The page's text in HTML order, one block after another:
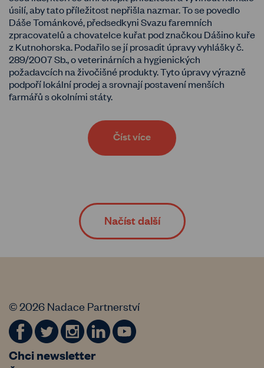
úsilí, aby tato příležitost nepřišla nazmar. To se povedlo
Dáše Tománkové, předsedkyni Svazu faremních
zpracovatelů a chovatelce kuřat pod značkou Dášino kuře
z Kutnohorska. Podařilo se jí prosadit úpravy vyhlášky č.
289/2007 Sb., o veterinárních a hygienických
požadavcích na živočišné produkty. Tyto úpravy výrazně
podpoří lokální prodej a srovnají postavení menších
farmářů s okolními státy.
Číst více
Načíst další
© 2026 Nadace Partnerství
Chci newsletter